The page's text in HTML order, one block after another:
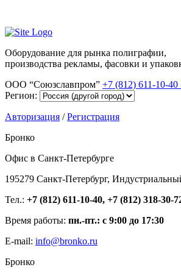
Оборудование для рынка полиграфии,
производства рекламы, фасовки и
ООО “Союзславпром” +7 (812) 611-10-40
Регион:
Авторизация /Регистрация
Бронко
Офис в Санкт-Петербурге
195279 Санкт-Петербург,
Тел.: +7 (812) 611-10-40, +7 (812) 318-30-
Время работы: пн.-пт.: с 9:00 до 17:30
E-mail: info@bronko.ru
Бронко